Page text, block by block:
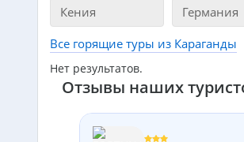
Кения Германия
Все горящие туры из Караганды
Нет результатов.
Отзывы наших